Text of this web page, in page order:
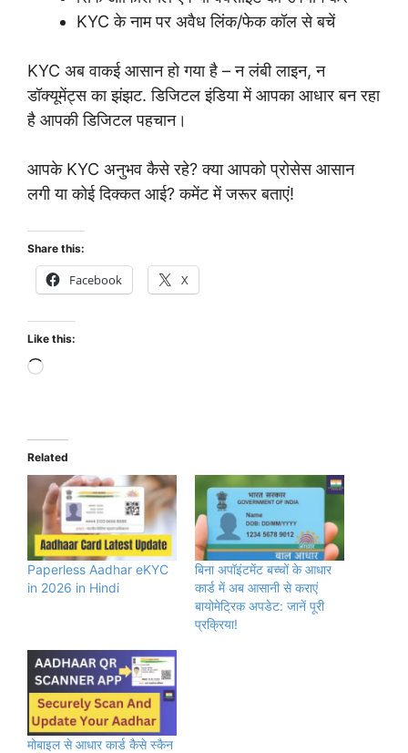
KYC के नाम पर अवैध लिंक/फेक कॉल से बचें
KYC अब वाकई आसान हो गया है – न लंबी लाइन, न
डॉक्यूमेंट्स का झंझट. डिजिटल इंडिया में आपका आधार बन रहा
है आपकी डिजिटल पहचान।
आपके KYC अनुभव कैसे रहे? क्या आपको प्रोसेस आसान
लगी या कोई दिक्कत आई? कमेंट में जरूर बताएं!
Share this:
Facebook X
Like this:
Loading…
Related
Paperless Aadhar eKYC
in 2026 in Hindi
बिना अपॉइंटमेंट बच्चों के आधार
कार्ड में अब आसानी से कराएं
बायोमेट्रिक अपडेट: जानें पूरी
प्रक्रिया!
मोबाइल से आधार कार्ड कैसे स्कैन